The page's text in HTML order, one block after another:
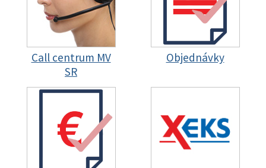
Call centrum MV
SR
Objednávky